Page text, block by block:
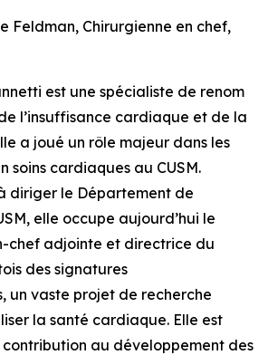
Chirurgienne en chef,
est une spécialiste de renom
l’insuffisance cardiaque et de la
a joué un rôle majeur dans les
soins cardiaques au CUSM.
diriger le Département de
elle occupe aujourd’hui le
chef adjointe et directrice du
des signatures
, un vaste projet de recherche
la santé cardiaque. Elle est
contribution au développement des